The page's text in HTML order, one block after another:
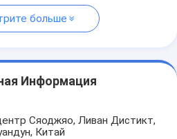
больше
Информация
Сяоджяо, Ливан Дистикт,
Китай